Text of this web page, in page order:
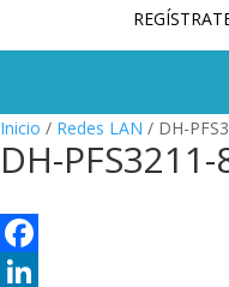
Inicio / Redes LAN / DH-
DH-
F